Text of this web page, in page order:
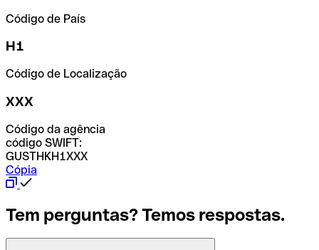
Código de País
H1
Código de Localização
XXX
Código da agência
código SWIFT:
GUSTHKH1XXX
Cópia
Tem perguntas? Temos respostas.